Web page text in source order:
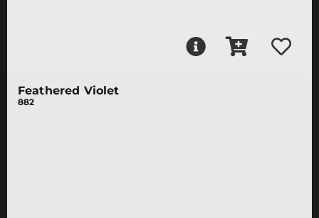
Feathered Violet
882